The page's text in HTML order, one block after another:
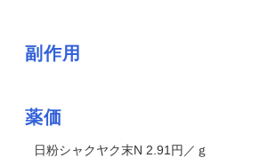
副作用
薬価
日粉シャクヤク末N 2.91円／ｇ